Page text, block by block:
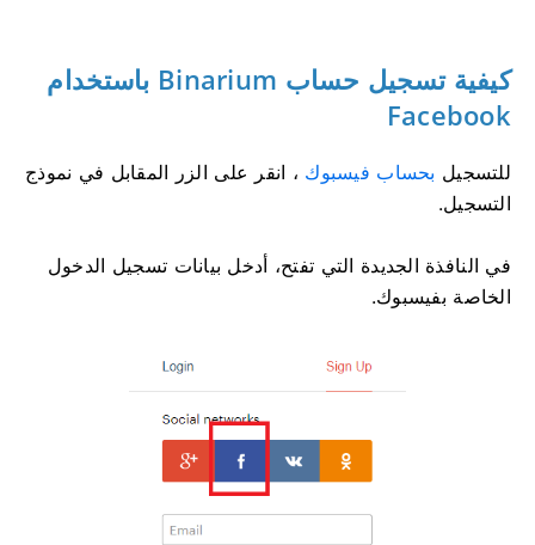
كيفية تسجيل حساب Binarium باستخدام
Facebook
للتسجيل بحساب فيسبوك ، انقر على الزر المقابل في نموذج
التسجيل.
في النافذة الجديدة التي تفتح، أدخل بيانات تسجيل الدخول
الخاصة بفيسبوك.